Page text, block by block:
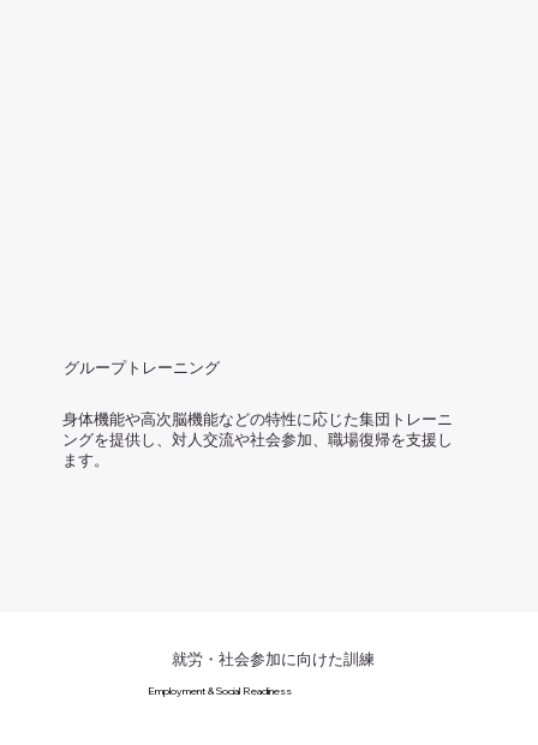
グループトレーニング
身体機能や高次脳機能などの特性に応じた集団トレーニ
ングを提供し、対人交流や社会参加、職場復帰を支援し
ます。
Employment & Social Readiness
​就労・社会参加に向けた訓練